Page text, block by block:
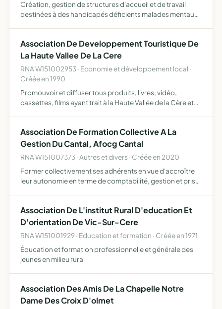
Création, gestion de structures d'accueil et de travail
destinées à des handicapés déficients malades mentaux
nécessaires à l'…
Association De Developpement Touristique De
La Haute Vallee De La Cere
RNA W151002953 · Economie et développement local ·
Créée en 1990
Promouvoir et diffuser tous produits, livres, vidéo,
cassettes, films ayant trait à la Haute Vallée de la Cère et
Association De Formation Collective A La
Gestion Du Cantal, Afocg Cantal
RNA W151007373 · Autres et divers · Créée en 2020
Former collectivement ses adhérents en vue d'accroître
leur autonomie en terme de comptabilité, gestion et prise
Association De L'institut Rural D'education Et
D'orientation De Vic-Sur-Cere
RNA W151001929 · Education et formation · Créée en 1971
Éducation et formation professionnelle et générale des
jeunes en milieu rural
Association Des Amis De La Chapelle Notre
Dame Des Croix D'olmet